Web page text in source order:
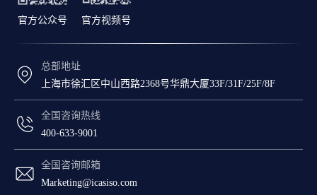
官方公众号 官方视频号
总部地址
上海市徐汇区中山西路2368号华鼎大厦33F/31F/25F/8F
全国咨询热线
400-633-9001
全国咨询邮箱
Marketing@icasiso.com